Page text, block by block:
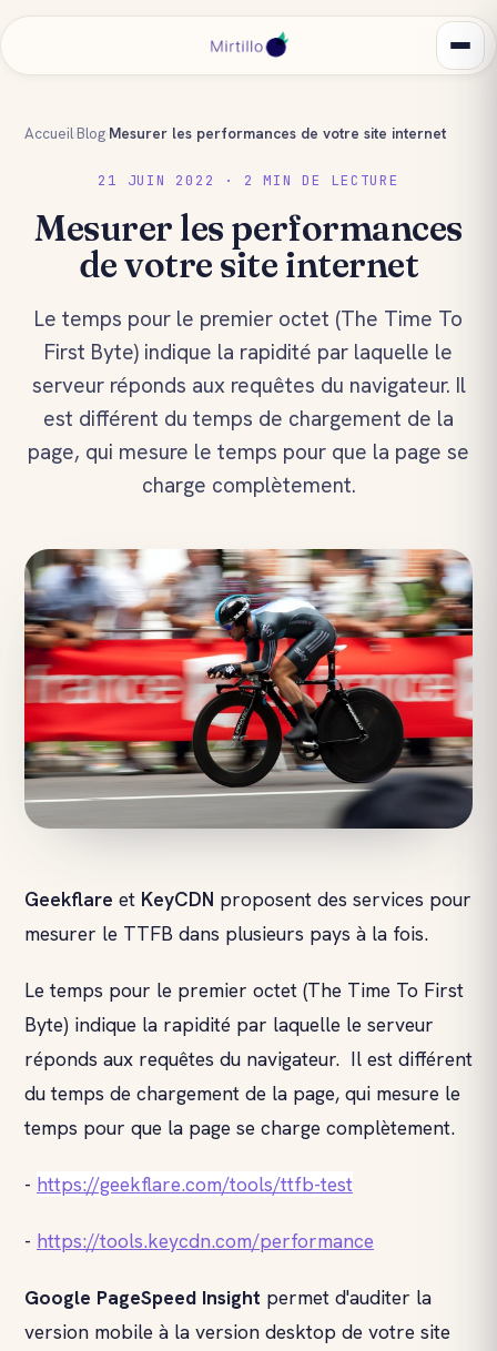
Accueil Blog Mesurer les performances de votre site internet
21 JUIN 2022 · 2 MIN DE LECTURE
Mesurer les performances
de votre site internet
Le temps pour le premier octet (The Time To
First Byte) indique la rapidité par laquelle le
serveur réponds aux requêtes du navigateur. Il
est différent du temps de chargement de la
page, qui mesure le temps pour que la page se
charge complètement.
Geekflare et KeyCDN proposent des services pour
mesurer le TTFB dans plusieurs pays à la fois.
Le temps pour le premier octet (The Time To First
Byte) indique la rapidité par laquelle le serveur
réponds aux requêtes du navigateur. Il est différent
du temps de chargement de la page, qui mesure le
temps pour que la page se charge complètement.
- https://geekflare.com/tools/ttfb-test
- https://tools.keycdn.com/performance
Google PageSpeed Insight permet d'auditer la
version mobile à la version desktop de votre site